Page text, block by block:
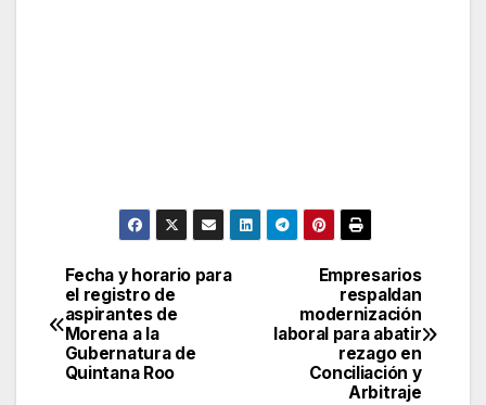
Post
navigation
Empresarios
respaldan
modernización
laboral para abatir
rezago en
Conciliación y
Arbitraje
Fecha y horario para
el registro de
aspirantes de
Morena a la
Gubernatura de
Quintana Roo